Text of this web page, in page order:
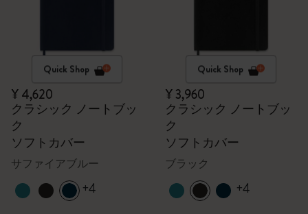
Quick Shop
¥ 4,620
クラシック ノートブッ
ク
ソフトカバー
サファイアブルー
+4
Quick Shop
¥ 3,960
クラシック ノートブッ
ク
ソフトカバー
ブラック
+4